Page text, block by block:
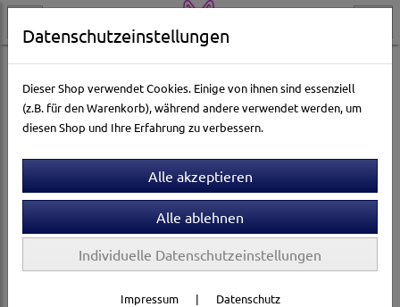
Katzenwelt Pflege & Gesundheit
Fellpflege
Trimmer & Scheren
Datenschutzeinstellungen
Dieser Shop verwendet Cookies. Einige von ihnen sind essenziell
(z.B. für den Warenkorb), während andere verwendet werden, um
diesen Shop und Ihre Erfahrung zu verbessern.
Individuelle Datenschutzeinstellungen
Impressum | Datenschutz